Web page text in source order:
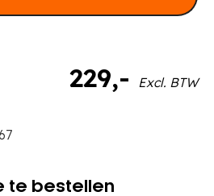
229,- Excl. BTW
te bestellen